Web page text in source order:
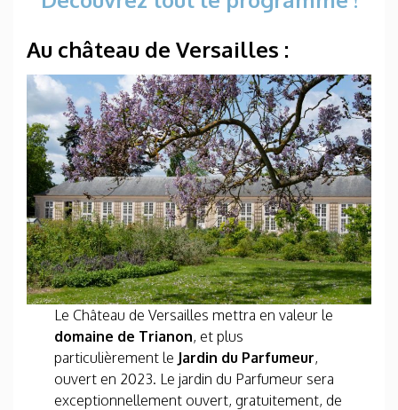
Au château de Versailles :
Le Château de Versailles mettra en valeur le
domaine de Trianon, et plus
particulièrement le Jardin du Parfumeur,
ouvert en 2023. Le jardin du Parfumeur sera
exceptionnellement ouvert, gratuitement, de